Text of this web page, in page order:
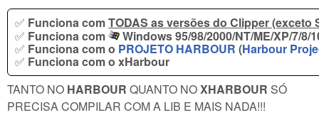
✅ Funciona comTODAS as versões do Clipper (exceto
✅ Funciona com Windows 95/98/2000/NT/ME/XP/7/8/
✅ Funciona com o PROJETO HARBOUR (Harbour
✅ Funciona com o xHarbour
TANTO NO HARBOUR QUANTO NOXHARBOUR SÓ
PRECISA COMPILAR COM A LIB E MAIS NADA!!!